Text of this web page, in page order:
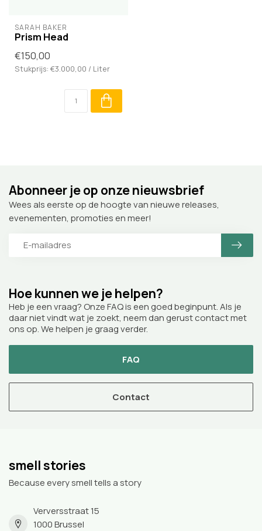
SARAH BAKER
Prism Head
€150,00
Stukprijs: €3.000,00 / Liter
Hoe kunnen we je helpen?
Heb je een vraag? Onze FAQ is een goed beginpunt. Als je
daar niet vindt wat je zoekt, neem dan gerust contact met
ons op. We helpen je graag verder.
FAQ
Contact
Abonneer je op onze nieuwsbrief
Wees als eerste op de hoogte van nieuwe releases,
evenementen, promoties en meer!
smell stories
Because every smell tells a story
Verversstraat 15
1000 Brussel